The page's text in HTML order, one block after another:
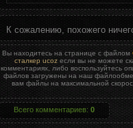
К сожалению, похожего
Вы находитесь на странице с файлом
сталкер ucoz если вы не можете
комментариях, либо воспользуйтесь
файлов загружены на наш
вам файлы на максимальной
Всего комментариев: 0